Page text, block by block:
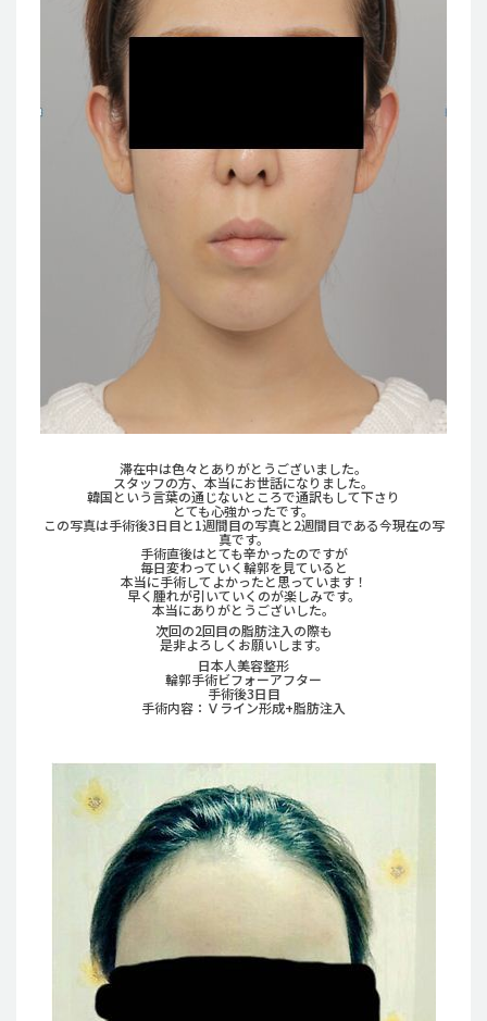
滞在中は色々とありがとうございました。
スタッフの方、本当にお世話になりました。
韓国という言葉の通じないところで通訳もして下さり
とても心強かったです。
この写真は手術後3日目と1週間目の写真と2週間目である今現在の写
真です。
手術直後はとても辛かったのですが
毎日変わっていく輪郭を見ていると
本当に手術してよかったと思っています！
早く腫れが引いていくのが楽しみです。
本当にありがとうございした。
次回の2回目の脂肪注入の際も
是非よろしくお願いします。
日本人美容整形
輪郭手術ビフォーアフター
手術後3日目
手術内容：Ｖライン形成+脂肪注入